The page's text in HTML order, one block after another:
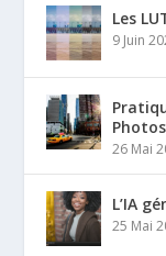
Les
9 Juin
26 Mai
L’IA
25 Mai